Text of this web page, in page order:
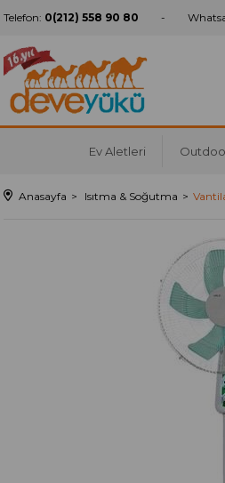
Telefon: 0(212) 558 90 80
Ev Aletleri
Anasayfa Isıtma & Soğutma